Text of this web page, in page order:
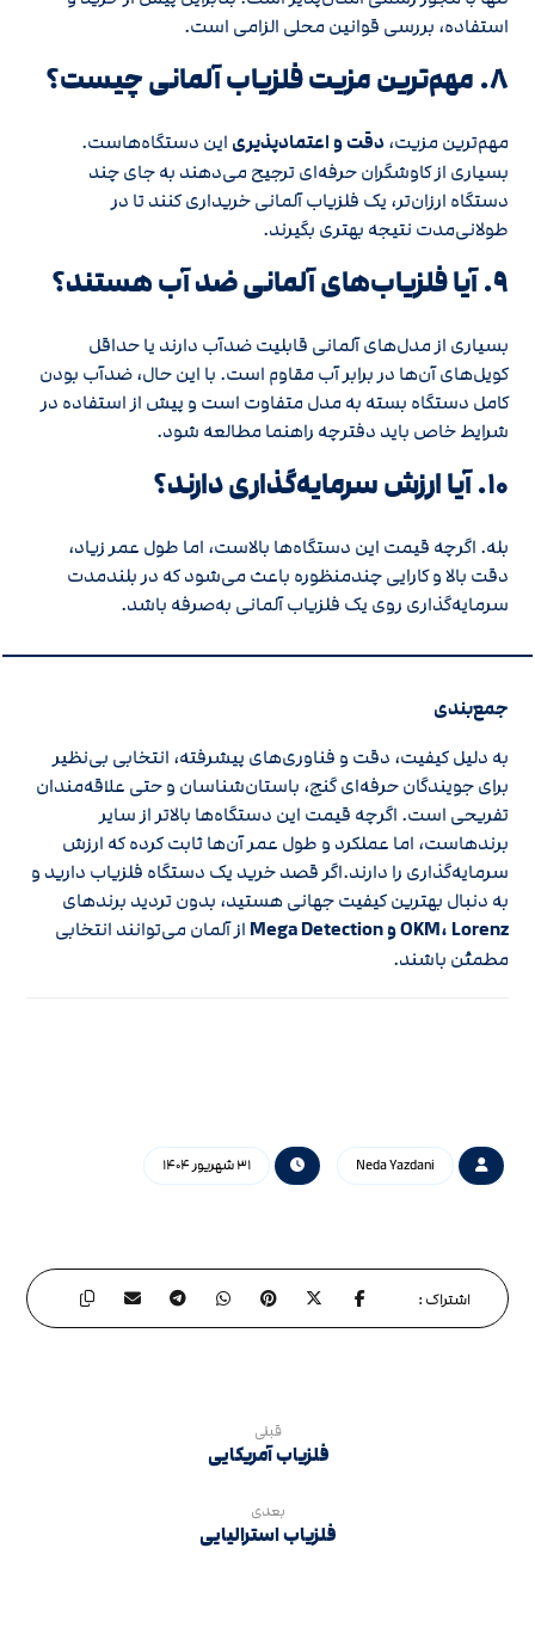
استفاده، بررسی قوانین محلی الزامی است.
۸. مهم‌ترین مزیت فلزیاب آلمانی چیست؟
مهم‌ترین مزیت،دقت و اعتمادپذیری این دستگاه‌هاست.
بسیاری از کاوشگران حرفه‌ای ترجیح می‌دهند به جای چند
دستگاه ارزان‌تر، یک فلزیاب آلمانی خریداری کنند تا در
طولانی‌مدت نتیجه بهتری بگیرند.
۹. آیا فلزیاب‌های آلمانی ضد آب هستند؟
بسیاری از مدل‌های آلمانی قابلیت ضدآب دارند یا حداقل
کویل‌های آن‌ها در برابر آب مقاوم است. با این حال، ضدآب بودن
کامل دستگاه بسته به مدل متفاوت است و پیش از استفاده در
شرایط خاص باید دفترچه راهنما مطالعه شود.
۱۰. آیا ارزش سرمایه‌گذاری دارند؟
بله. اگرچه قیمت این دستگاه‌ها بالاست، اما طول عمر زیاد،
دقت بالا و کارایی چندمنظوره باعث می‌شود که در بلندمدت
سرمایه‌گذاری روی یک فلزیاب آلمانی به‌صرفه باشد.
جمع‌بندی
به دلیل کیفیت، دقت و فناوری‌های پیشرفته، انتخابی بی‌نظیر
برای جویندگان حرفه‌ای گنج، باستان‌شناسان و حتی علاقه‌مندان
تفریحی است. اگرچه قیمت این دستگاه‌ها بالاتر از سایر
برندهاست، اما عملکرد و طول عمر آن‌ها ثابت کرده که ارزش
سرمایه‌گذاری را دارند.اگر قصد خرید یک دستگاه فلزیاب دارید و
به دنبال بهترین کیفیت جهانی هستید، بدون تردید برندهای
OKM، Lorenz و Mega Detection
از آلمان می‌توانند انتخابی
مطمئن باشند.
Neda Yazdani ۳۱ شهریور ۱۴۰۴
قبلی
فلزیاب آمریکایی
بعدی
فلزیاب استرالیایی